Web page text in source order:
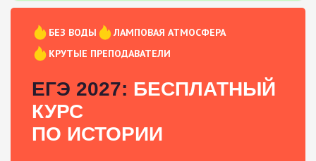
БЕЗ ВОДЫ
ЛАМПОВАЯ АТМОСФЕРА
КРУТЫЕ ПРЕПОДАВАТЕЛИ
ЕГЭ 2027: БЕСПЛАТНЫЙ
КУРС
ПО ИСТОРИИ